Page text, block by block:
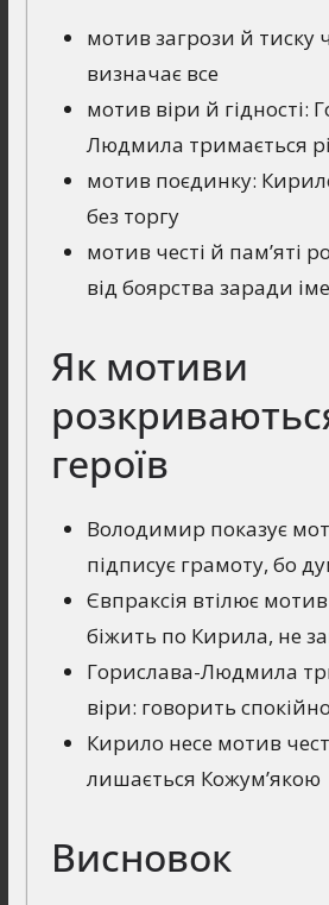
мотив загрози й тиску
визначає все
мотив віри й гідності:
Людмила тримається
мотив поєдинку:
без торгу
мотив честі й пам’яті
від боярства заради
Як мотиви
героїв
Володимир показує
підписує грамоту, бо
Євпраксія втілює
біжить по Кирила, не
Горислава-Людмила
віри: говорить
Кирило несе мотив
лишається Кожум’якою
Висновок